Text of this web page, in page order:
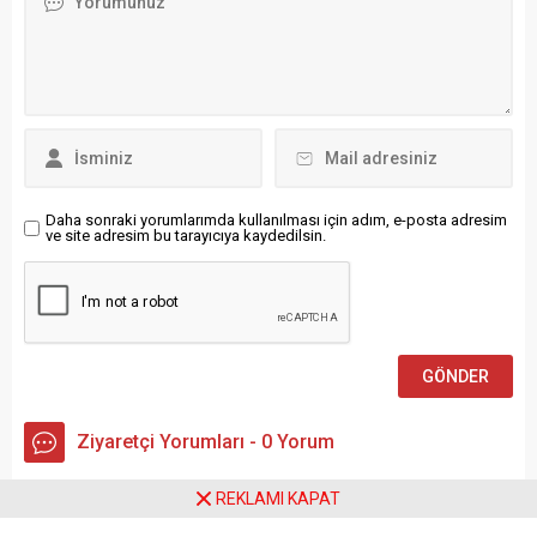
Beş gündür ağzına bir lokma
çoluğundan çocuğundan
uzakta direnen işçinin sesini
duyacaksınız! Madencinin
Daha sonraki yorumlarımda kullanılması için adım, e-posta adresim
ve site adresim bu tarayıcıya kaydedilsin.
Ziyaretçi Yorumları - 0 Yorum
Henüz yorum yapılmamış.
REKLAMI KAPAT